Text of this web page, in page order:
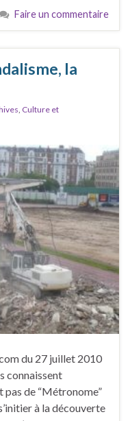
Faire un commentaire
la
, Culture et
du 27 juillet 2010
connaissent
pas de “Métronome”
à la découverte